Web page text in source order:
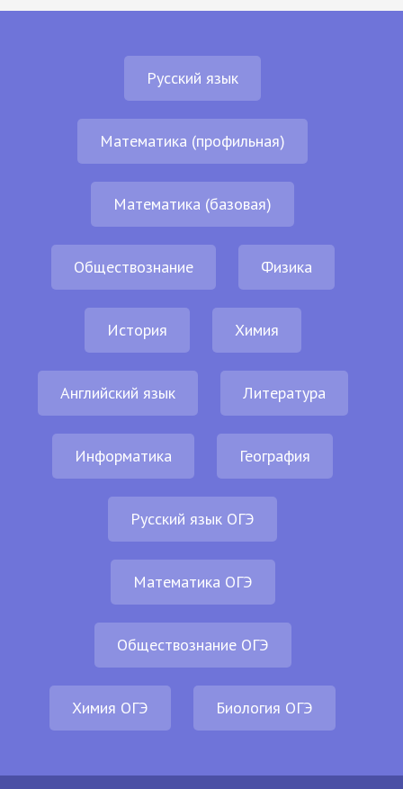
Русский язык
Математика (профильная)
Математика (базовая)
Обществознание Физика
История Химия
Английский язык Литература
Информатика География
Русский язык ОГЭ
Математика ОГЭ
Обществознание ОГЭ
Химия ОГЭ Биология ОГЭ